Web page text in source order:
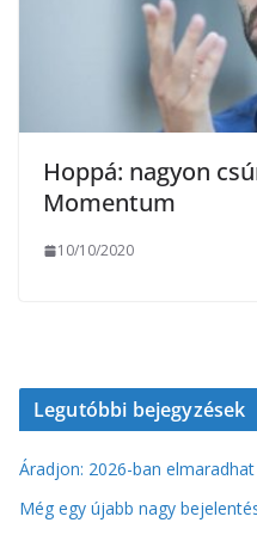
Hoppá: nagyon
Momentum
10/10/2020
Legutóbbi bejegyzések
Áradjon: 2026-ban
Még egy újabb nagy